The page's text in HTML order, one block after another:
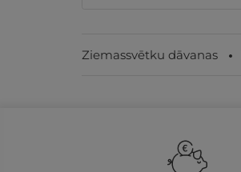
Ziemassvētku dāvanas